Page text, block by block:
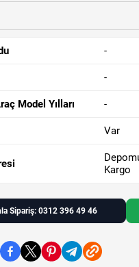
-
-
Model Yılları -
Var
Kargo
Sipariş: 0312 396 49 46